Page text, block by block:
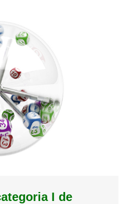
I de